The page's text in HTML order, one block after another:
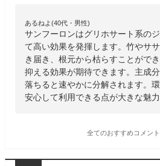
あるねよ(40代・男性)
サンフーロンはグリホサート系の
て高い効果を発揮します。竹やサ
き届き、根元から枯らすことがで
抑える効果が期待できます。主成
落ちると速やかに分解されます。
安心して利用できる点が大きな魅力
全てのおすすめコメント